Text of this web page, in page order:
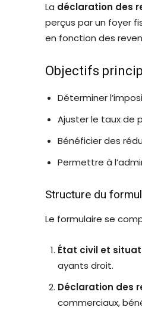
La déclaration des
perçus par un foyer
en fonction des
Objectifs
Déterminer
Ajuster le taux de
Bénéficier des
Permettre à
Structure du
Le formulaire se
État civil et
ayants droit.
Déclaration des
commerciaux,